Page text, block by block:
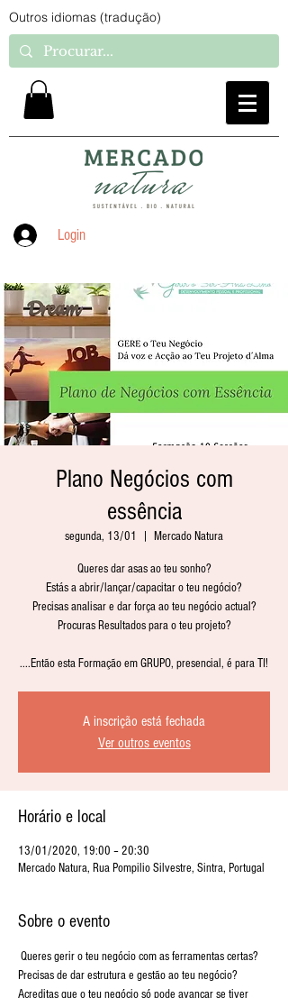
Outros idiomas (tradução)
Login
Plano Negócios com
essência
segunda, 13/01 Mercado Natura
Queres dar asas ao teu sonho?
Estás a abrir/lançar/capacitar o teu negócio?
Precisas analisar e dar força ao teu negócio actual?
Procuras Resultados para o teu projeto?
....Então esta Formação em GRUPO, presencial, é para TI!
A inscrição está fechada
Ver outros eventos
Horário e local
13/01/2020, 19:00 – 20:30
Mercado Natura, Rua Pompilio Silvestre, Sintra, Portugal
Sobre o evento
Queres gerir o teu negócio com as ferramentas certas?
Precisas de dar estrutura e gestão ao teu negócio?
Acreditas que o teu negócio só pode avançar se tiver